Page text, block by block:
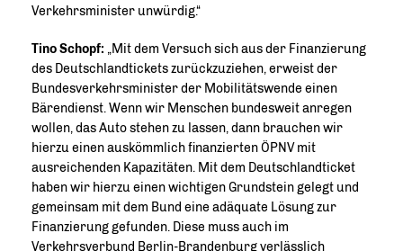
Verkehrsminister unwürdig.“
Tino Schopf: Mit dem Versuch sich aus der Finanzierung
des Deutschlandtickets zurückzuziehen, erweist der
Bundesverkehrsminister der Mobilitätswende einen
Bärendienst. Wenn wir Menschen bundesweit anregen
wollen, das Auto stehen zu lassen, dann brauchen wir
hierzu einen auskömmlich finanzierten ÖPNV mit
ausreichenden Kapazitäten. Mit dem Deutschlandticket
haben wir hierzu einen wichtigen Grundstein gelegt und
gemeinsam mit dem Bund eine adäquate Lösung zur
Finanzierung gefunden. Diese muss auch im
Verkehrsverbund Berlin-Brandenburg verlässlich